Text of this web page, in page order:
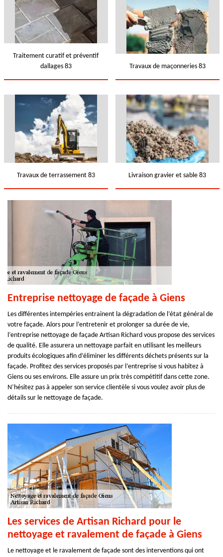
Traitement curatif et préventif
dallages 83
Travaux de maçonneries 83
Travaux de terrassement 83 Livraison gravier et sable 83
Entreprise nettoyage de façade à Giens
Les différentes intempéries entrainent la dégradation de l’état général de
votre façade. Alors pour l’entretenir et prolonger sa durée de vie,
l’entreprise nettoyage de façade Artisan Richard vous propose des services
de qualité. Elle assurera un nettoyage parfait en utilisant les meilleurs
produits écologiques afin d’éliminer les différents déchets présents sur la
façade. Profitez des services proposés par l’entreprise si vous habitez à
Giens ou ses environs. Elle assure un prix très compétitif dans cette zone.
N’hésitez pas à appeler son service clientèle si vous voulez avoir plus de
détails sur le nettoyage de façade.
Les services de Artisan Richard pour le
nettoyage et ravalement de façade à Giens
Le nettoyage et le ravalement de façade sont des interventions qui ont